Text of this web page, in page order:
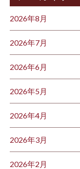
2026年8月
2026年7月
2026年6月
2026年5月
2026年4月
2026年3月
2026年2月